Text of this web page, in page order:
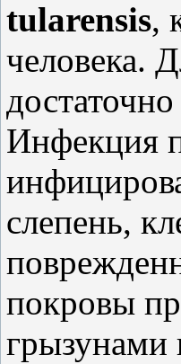
tularensis,
человека.
Инфекция
слепень,
покровы
грызунами